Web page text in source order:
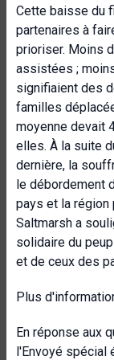
Cette baisse du
partenaires à
prioriser. Moins
assistées ;
signifiaient des
familles
moyenne devait
elles. À la suite
dernière, la
le débordement
pays et la région
Saltmarsh a
solidaire du
et de ceux des
Plus
En réponse aux
l'Envoyé spécial